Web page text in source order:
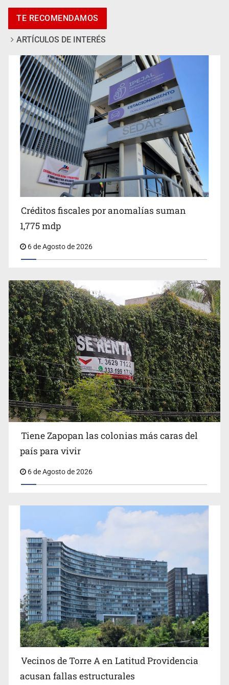
Jalisco plantará 250 mil árboles
Impulsan jornada informativa sobre epilepsia en Six
Flags
TE RECOMENDAMOS
ARTÍCULOS DE INTERÉS
Créditos fiscales por anomalías suman
1,775 mdp
6 de Agosto de 2026
Tiene Zapopan las colonias más caras del
país para vivir
6 de Agosto de 2026
Vecinos de Torre A en Latitud Providencia
acusan fallas estructurales